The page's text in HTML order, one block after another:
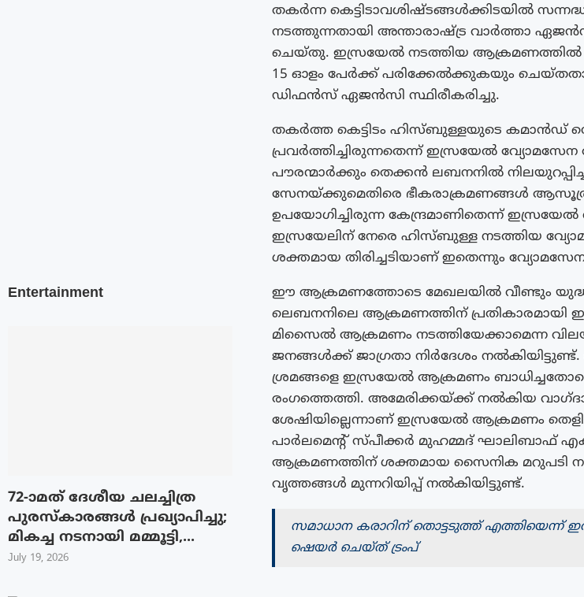
തകർന്ന കെട്ടിടാവശിഷ്ടങ്ങൾക്കിടയിൽ
നടത്തുന്നതായി അന്താരാഷ്ട്ര വാർത്താ
ചെയ്‌തു. ഇസ്രയേൽ നടത്തിയ ആക്രമണത്തിൽ
15 ഓളം പേർക്ക് പരിക്കേൽക്കുകയും
ഡിഫൻസ് ഏജൻസി സ്ഥിരീകരിച്ചു.
തകർത്ത കെട്ടിടം ഹിസ്ബുള്ളയുടെ കമാൻഡ്
പ്രവർത്തിച്ചിരുന്നതെന്ന് ഇസ്രയേൽ
പൗരന്മാർക്കും തെക്കൻ ലബനനിൽ
സേനയ്ക്കുമെതിരെ ഭീകരാക്രമണങ്ങൾ
ഉപയോഗിച്ചിരുന്ന കേന്ദ്രമാണിതെന്ന്
ഇസ്രയേലിന് നേരെ ഹിസ്ബുള്ള നടത്തിയ
ശക്തമായ തിരിച്ചടിയാണ് ഇതെന്നും വ്യോമസേന
ഈ ആക്രമണത്തോടെ മേഖലയിൽ വീണ്ടും
ലെബനനിലെ ആക്രമണത്തിന്
മിസൈൽ ആക്രമണം നടത്തിയേക്കാമെന്ന
ജനങ്ങൾക്ക് ജാഗ്രതാ നിർദേശം
ശ്രമങ്ങളെ ഇസ്രയേൽ ആക്രമണം
രംഗത്തെത്തി. അമേരിക്കയ്ക്ക് നൽകിയ
ശേഷിയില്ലെന്നാണ് ഇസ്രയേൽ ആക്രമണം
പാർലമെൻ്റ് സ്‌പീക്കർ മുഹമ്മദ് ഘാലിബാഫ്
ആക്രമണത്തിന് ശക്തമായ സൈനിക മറുപടി
വൃത്തങ്ങൾ മുന്നറിയിപ്പ് നൽകിയിട്ടുണ്ട്.
സമാധാന കരാറിന് തൊട്ടടുത്ത് എത്തിയെന്ന്
ഷെയർ ചെയ്ത് ട്രംപ്
Entertainment
72-ാമത് ദേശീയ ചലച്ചിത്ര
പുരസ്‌കാരങ്ങള്‍ പ്രഖ്യാപിച്ചു;
മികച്ച നടനായി മമ്മൂട്ടി,...
July 19, 2026